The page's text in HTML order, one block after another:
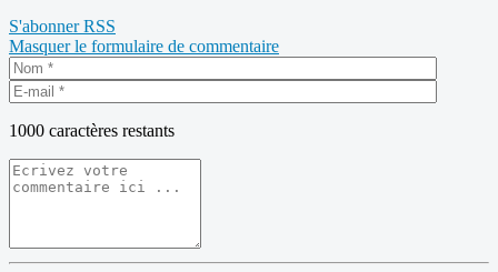
S'abonnerRSS
Masquer le formulaire de commentaire
1000 caractères restants